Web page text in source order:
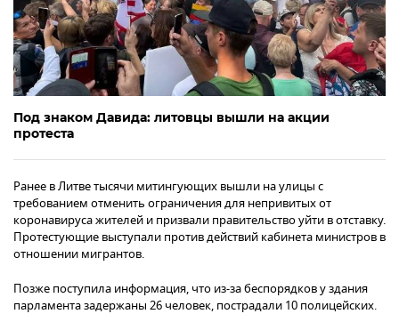
Под знаком Давида: литовцы вышли на акции
протеста
Ранее в Литве тысячи митингующих вышли на улицы с
требованием отменить ограничения для непривитых от
коронавируса жителей и призвали правительство уйти в отставку.
Протестующие выступали против действий кабинета министров в
отношении мигрантов.
Позже поступила информация, что из-за беспорядков у здания
парламента задержаны 26 человек, пострадали 10 полицейских.